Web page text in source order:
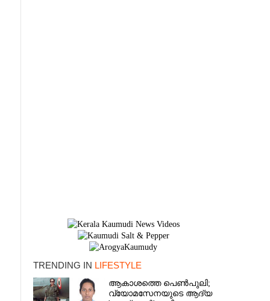
TRENDING IN LIFESTYLE
ആകാശത്തെ പെൺപുലി;
വ്യോമസേനയുടെ ആദ്യ
×